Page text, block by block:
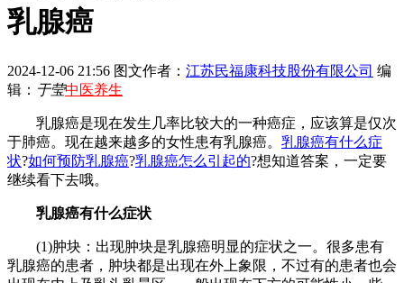
乳腺癌
2024-12-06 21:56 图文作者： 江苏民福康科技股份有限公司 编
辑： 于莹中医养生
乳腺癌是现在发生几率比较大的一种癌症，应该算是仅次
于肺癌。现在越来越多的女性患有乳腺癌。 乳腺癌有什么症
状?如何预防乳腺癌?乳腺癌怎么引起的?想知道答案，一定要
继续看下去哦。
乳腺癌有什么症状
(1)肿块：出现肿块是乳腺癌明显的症状之一。很多患有
乳腺癌的患者，肿块都是出现在外上象限，不过有的患者也会